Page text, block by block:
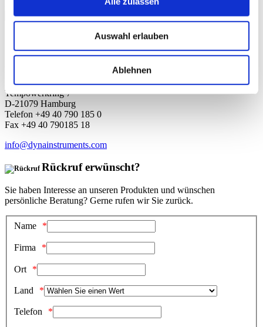
Auswahl erlauben
Ablehnen
Anmelden
Passwort vergessen?
Tempowerkring 7
D-21079 Hamburg
Telefon +49 40 790 185 0
Fax +49 40 790185 18
info@dynainstruments.com
Rückruf erwünscht?
Sie haben Interesse an unseren Produkten und wünschen
persönliche Beratung? Gerne rufen wir Sie zurück.
Name
Firma
Ort
Land
Telefon